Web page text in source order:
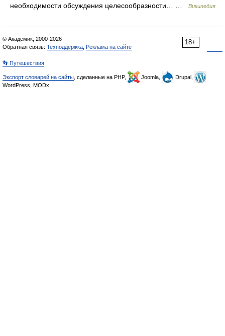
необходимости обсуждения целесообразности… …
Википедия
18+
© Академик, 2000-2026
Обратная связь: Техподдержка Реклама на сайте
👣 Путешествия
Экспорт словарей на сайты , сделанные на PHP, Joomla,
Drupal,
WordPress, MODx.